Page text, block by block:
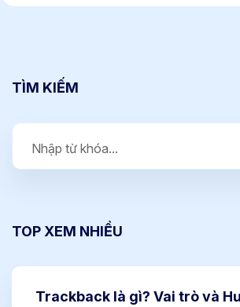
TÌM KIẾM
TOP XEM NHIỀU
Trackback là gì? Vai trò và